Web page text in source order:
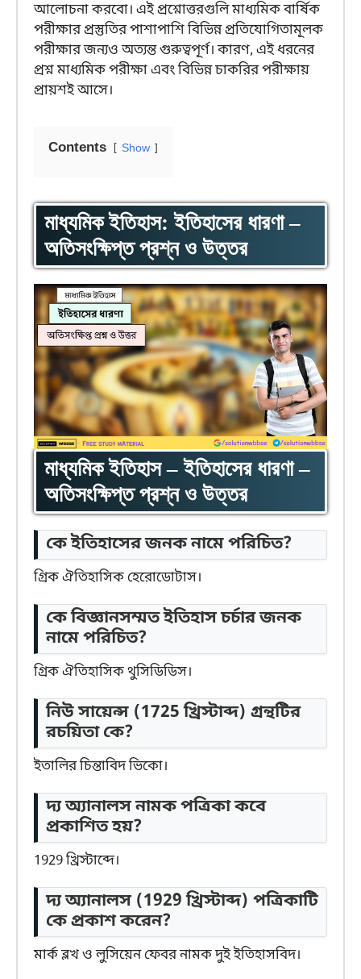
আলোচনা করবো। এই প্রশ্নোত্তরগুলি মাধ্যমিক বার্ষিক
পরীক্ষার প্রস্তুতির পাশাপাশি বিভিন্ন প্রতিযোগিতামূলক
পরীক্ষার জন্যও অত্যন্ত গুরুত্বপূর্ণ। কারণ, এই ধরনের
প্রশ্ন মাধ্যমিক পরীক্ষা এবং বিভিন্ন চাকরির পরীক্ষায়
প্রায়শই আসে।
Contents Show
মাধ্যমিক ইতিহাস: ইতিহাসের ধারণা –
অতিসংক্ষিপ্ত প্রশ্ন ও উত্তর
মাধ্যমিক ইতিহাস – ইতিহাসের ধারণা –
অতিসংক্ষিপ্ত প্রশ্ন ও উত্তর
কে ইতিহাসের জনক নামে পরিচিত?
গ্রিক ঐতিহাসিক হেরোডোটাস।
কে বিজ্ঞানসম্মত ইতিহাস চর্চার জনক
নামে পরিচিত?
গ্রিক ঐতিহাসিক থুসিডিডিস।
নিউ সায়েন্স (1725 খ্রিস্টাব্দ) গ্রন্থটির
রচয়িতা কে?
ইতালির চিন্তাবিদ ভিকো।
দ্য অ্যানালস নামক পত্রিকা কবে
প্রকাশিত হয়?
1929 খ্রিস্টাব্দে।
দ্য অ্যানালস (1929 খ্রিস্টাব্দ) পত্রিকাটি
কে প্রকাশ করেন?
মার্ক ব্লখ ও লুসিয়েন ফেবর নামক দুই ইতিহাসবিদ।